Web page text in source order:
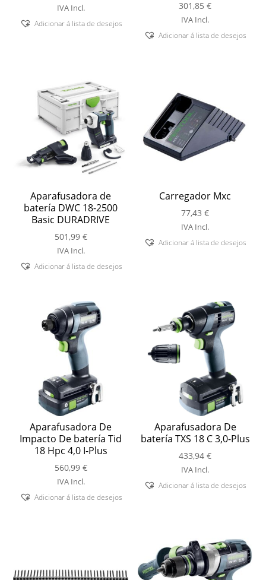
IVA Incl.
Adicionar á lista de desejos
301,85€
IVA Incl.
Adicionar á lista de desejos
Aparafusadora de
batería DWC 18-2500
Basic DURADRIVE
501,99 €
IVA Incl.
Adicionar á lista de desejos
Carregador Mxc
77,43€
IVA Incl.
Adicionar á lista de desejos
Aparafusadora De
Impacto De batería Tid
18 Hpc 4,0 I-Plus
560,99 €
IVA Incl.
Adicionar á lista de desejos
Aparafusadora De
batería TXS 18 C 3,0-Plus
433,94€
IVA Incl.
Adicionar á lista de desejos